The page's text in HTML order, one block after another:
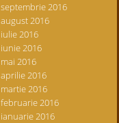
septembrie 2016
august 2016
iulie 2016
iunie 2016
mai 2016
aprilie 2016
martie 2016
februarie 2016
ianuarie 2016